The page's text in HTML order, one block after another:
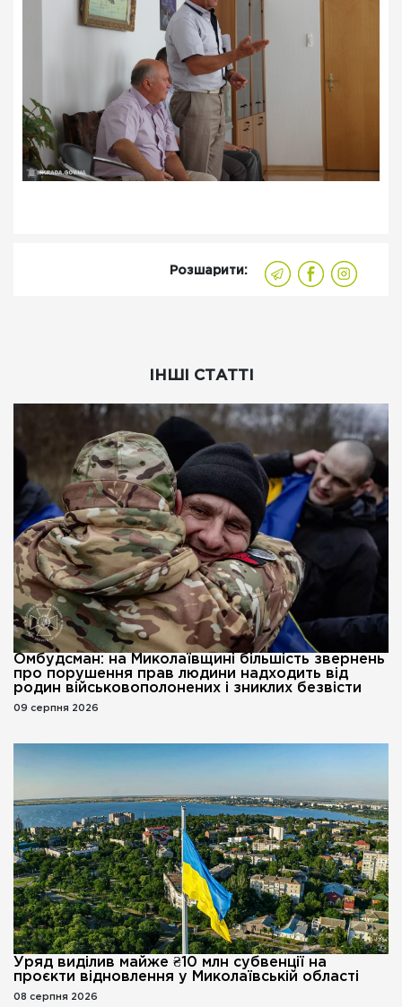
Розшарити:
ІНШІ СТАТТІ
Омбудсман: на Миколаївщині більшість звернень
про порушення прав людини надходить від
родин військовополонених і зниклих безвісти
09 серпня 2026
Уряд виділив майже ₴10 млн субвенції на
проєкти відновлення у Миколаївській області
08 серпня 2026